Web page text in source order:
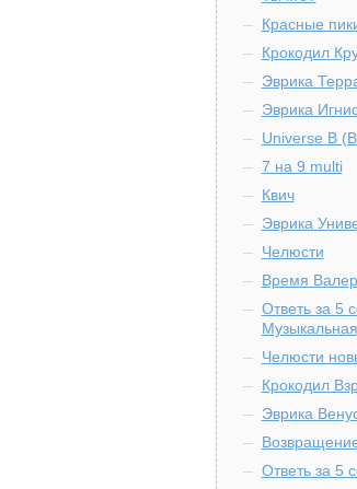
Красные
Крокодил
Эврика
Эврика
Universe B
7 на 9 multi
Квич
Эврика
Челюсти
Время
Ответь за 5
Музыкальная
Челюсти
Крокодил
Эврика
Ответь за 5